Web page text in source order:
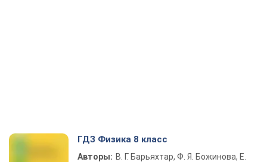
ГДЗ Физика 8 класс
Авторы: В. Г. Барьяхтар, Ф. Я. Божинова, Е.